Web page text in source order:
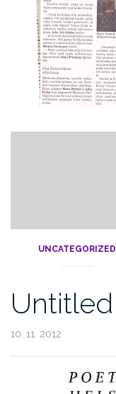
UNCATEGORIZED
Untitled
10. 11. 2012